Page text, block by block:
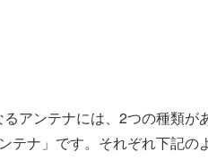
アンテナには、2つの種類が
ナ」です。それぞれ下記の